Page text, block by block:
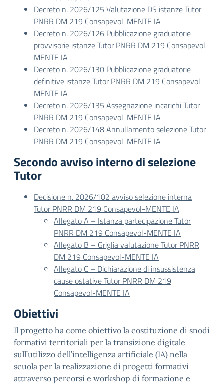
Decreto n. 2026/125 Valutazione DS istanze Tutor
PNRR DM 219 Consapevol-MENTE IA
Decreto n. 2026/126 Pubblicazione graduatorie
provvisorie istanze Tutor PNRR DM 219 Consapevol-
MENTE IA
Decreto n. 2026/130 Pubblicazione graduatorie
definitive istanze Tutor PNRR DM 219 Consapevol-
MENTE IA
Decreto n. 2026/135 Assegnazione incarichi Tutor
PNRR DM 219 Consapevol-MENTE IA
Decreto n. 2026/148 Annullamento selezione Tutor
PNRR DM 219 Consapevol-MENTE IA
Secondo avviso interno di selezione
Tutor
Decisione n. 2026/102 avviso selezione interna
Tutor PNRR DM 219 Consapevol-MENTE IA
Allegato A – Istanza partecipazione Tutor
PNRR DM 219 Consapevol-MENTE IA
Allegato B – Griglia valutazione Tutor PNRR
DM 219 Consapevol-MENTE IA
Allegato C – Dichiarazione di insussistenza
cause ostative Tutor PNRR DM 219
Consapevol-MENTE IA
Obiettivi
Il progetto ha come obiettivo la costituzione di snodi
formativi territoriali per la transizione digitale
sull’utilizzo dell’intelligenza artificiale (IA) nella
scuola per la realizzazione di progetti formativi
attraverso percorsi e workshop di formazione e